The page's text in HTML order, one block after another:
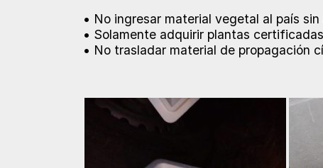
• No ingresar material vegetal al país
• Solamente adquirir plantas
• No trasladar material de propagación